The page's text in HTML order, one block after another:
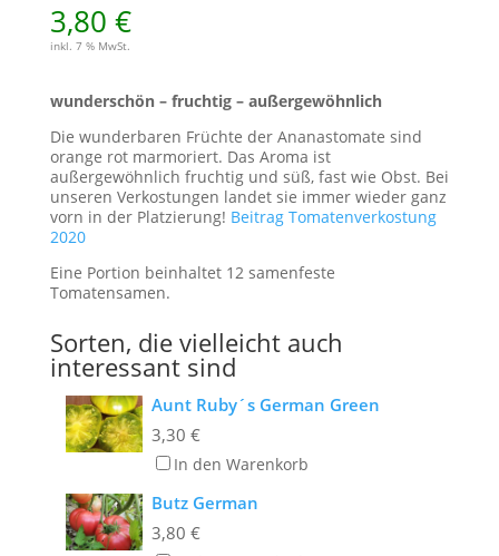
3,80 €
inkl. 7 % MwSt.
wunderschön – fruchtig – außergewöhnlich
Die wunderbaren Früchte der Ananastomate sind
orange rot marmoriert. Das Aroma ist
außergewöhnlich fruchtig und süß, fast wie Obst. Bei
unseren Verkostungen landet sie immer wieder ganz
vorn in der Platzierung! Beitrag Tomatenverkostung
2020
Eine Portion beinhaltet 12 samenfeste
Tomatensamen.
Sorten, die vielleicht auch
interessant sind
Aunt Ruby´s German Green
3,30 €
In den Warenkorb
Butz German
3,80 €